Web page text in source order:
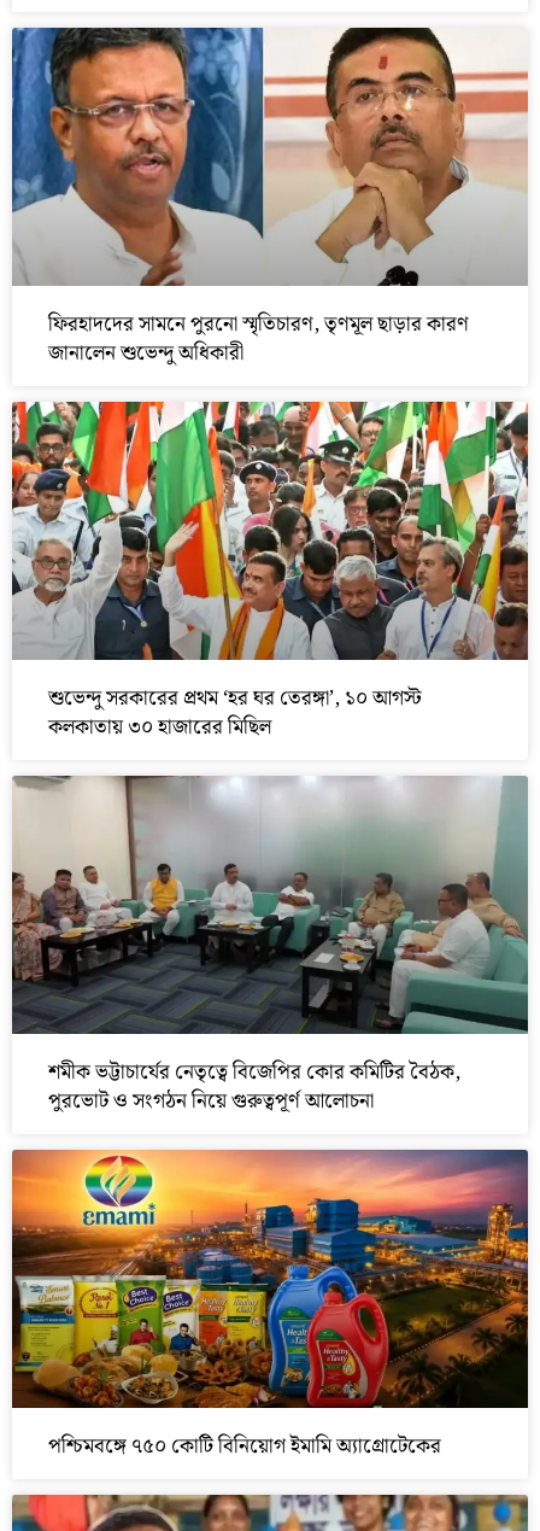
ফিরহাদদের সামনে পুরনো স্মৃতিচারণ, তৃণমূল ছাড়ার কারণ
জানালেন শুভেন্দু অধিকারী
শুভেন্দু সরকারের প্রথম ‘হর ঘর তেরঙ্গা’, ১০ আগস্ট
কলকাতায় ৩০ হাজারের মিছিল
শমীক ভট্টাচার্যের নেতৃত্বে বিজেপির কোর কমিটির বৈঠক,
পুরভোট ও সংগঠন নিয়ে গুরুত্বপূর্ণ আলোচনা
পশ্চিমবঙ্গে ৭৫০ কোটি বিনিয়োগ ইমামি অ্যাগ্রোটেকের